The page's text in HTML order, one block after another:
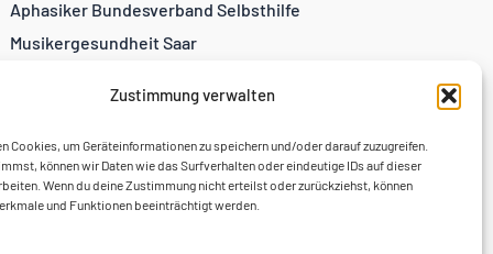
Zustimmung verwalten
Cookies, um Geräteinformationen zu speichern und/oder darauf zuzugreifen.
können wir Daten wie das Surfverhalten oder eindeutige IDs auf dieser
Wenn du deine Zustimmung nicht erteilst oder zurückziehst, können
und Funktionen beeinträchtigt werden.
Aphasiker Bundesverband Selbsthilfe
Musikergesundheit Saar